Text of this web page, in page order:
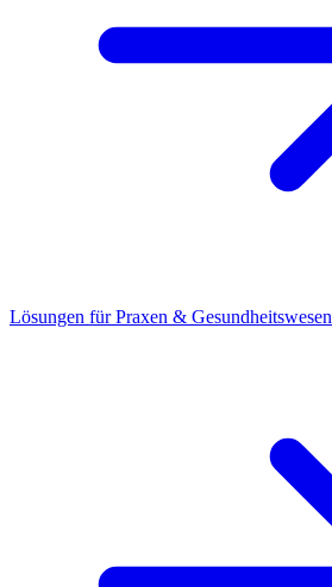
Lösungen für Praxen & Gesundheitswesen